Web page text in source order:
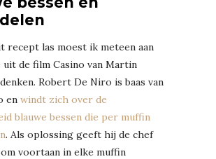
recept las moest ik meteen aan
uit de film Casino van Martin
Robert De Niro is baas van
en windt zich over de
blauwe bessen die per muffin
. Als oplossing geeft hij de chef
voortaan in elke muffin